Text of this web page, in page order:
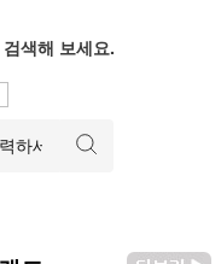
색해 보세요.